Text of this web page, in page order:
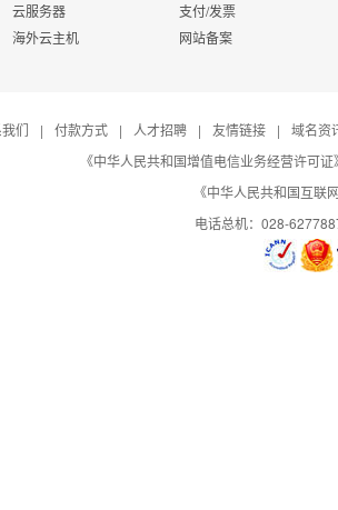
云服务器
海外云主机
支付/发票
网站备案
们 | 付款方式 | 人才招聘 | 友情链接 |
域名资
《中华人民共和国增值电信业务经营许可
《中华人民共和国互
电话总机：028-